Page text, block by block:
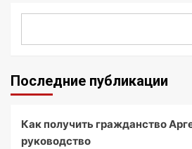
Последние публикации
Как получить гражданство
руководство